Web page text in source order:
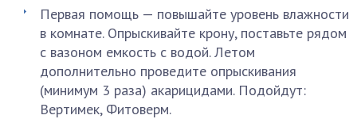
Первая помощь — повышайте уровень влажности
в комнате. Опрыскивайте крону, поставьте рядом
с вазоном емкость с водой. Летом
дополнительно проведите опрыскивания
(минимум 3 раза) акарицидами. Подойдут:
Вертимек, Фитоверм.